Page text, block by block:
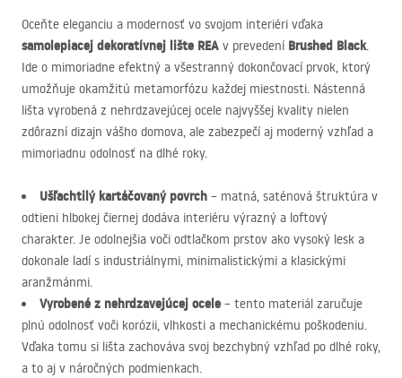
Oceňte eleganciu a modernosť vo svojom interiéri vďaka
samolepiacej dekoratívnej lište REA v prevedení Brushed Black.
Ide o mimoriadne efektný a všestranný dokončovací prvok, ktorý
umožňuje okamžitú metamorfózu každej miestnosti. Nástenná
lišta vyrobená z nehrdzavejúcej ocele najvyššej kvality nielen
zdôrazní dizajn vášho domova, ale zabezpečí aj moderný vzhľad a
mimoriadnu odolnosť na dlhé roky.
Ušľachtilý kartáčovaný povrch – matná, saténová štruktúra v
odtieni hlbokej čiernej dodáva interiéru výrazný a loftový
charakter. Je odolnejšia voči odtlačkom prstov ako vysoký lesk a
dokonale ladí s industriálnymi, minimalistickými a klasickými
aranžmánmi.
Vyrobené z nehrdzavejúcej ocele – tento materiál zaručuje
plnú odolnosť voči korózii, vlhkosti a mechanickému poškodeniu.
Vďaka tomu si lišta zachováva svoj bezchybný vzhľad po dlhé roky,
a to aj v náročných podmienkach.